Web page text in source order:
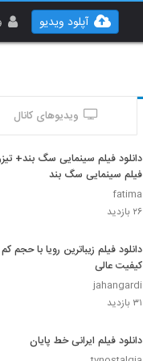
آپلود ویدیو
ویدیوهای کانال
دانلود فیلم سینمایی سگ بند+
فیلم سینمایی سگ بند
fatima
۲۶ بازدید
دانلود فیلم زیباترین رویا با حجم
کیفیت عالی
jahangardi
۳۱ بازدید
دانلود فیلم ایرانی خط پایان